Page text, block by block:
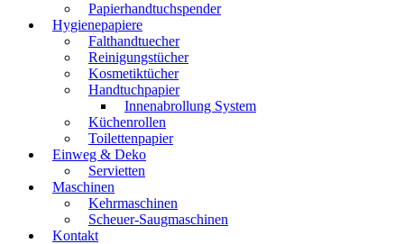
Papierhandtuchspender
Hygienepapiere
Falthandtuecher
Reinigungstücher
Kosmetiktücher
Handtuchpapier
Innenabrollung System
Küchenrollen
Toilettenpapier
Einweg & Deko
Servietten
Maschinen
Kehrmaschinen
Scheuer-Saugmaschinen
Kontakt